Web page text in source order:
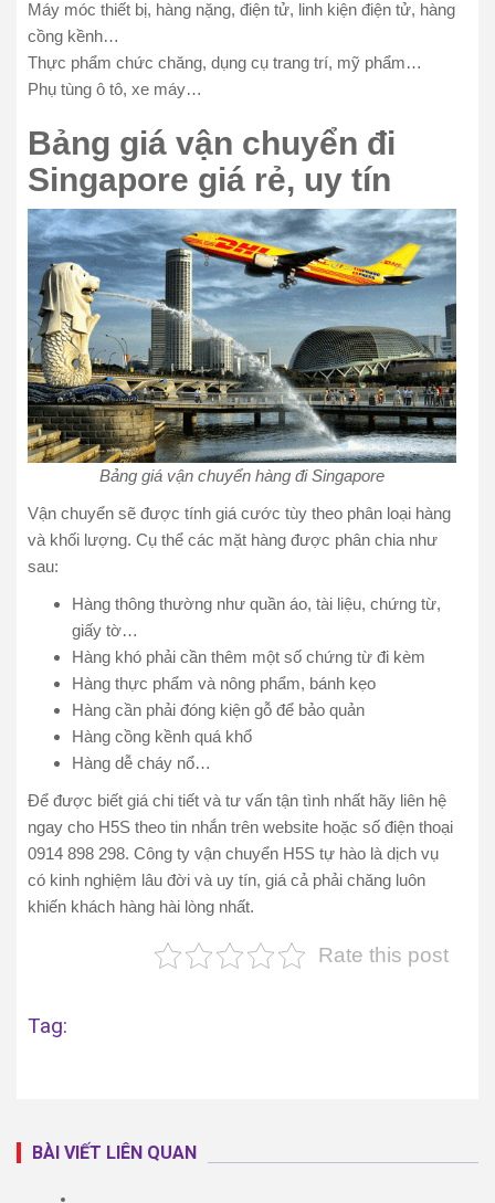
Máy móc thiết bị, hàng nặng, điện tử, linh kiện điện tử, hàng
cồng kềnh…
Thực phẩm chức chăng, dụng cụ trang trí, mỹ phẩm…
Phụ tùng ô tô, xe máy…
Bảng giá vận chuyển đi
Singapore giá rẻ, uy tín
Bảng giá vận chuyển hàng đi Singapore
Vận chuyển sẽ được tính giá cước tùy theo phân loại hàng
và khối lượng. Cụ thể các mặt hàng được phân chia như
sau:
Hàng thông thường như quần áo, tài liệu, chứng từ,
giấy tờ…
Hàng khó phải cần thêm một số chứng từ đi kèm
Hàng thực phẩm và nông phẩm, bánh kẹo
Hàng cần phải đóng kiện gỗ để bảo quản
Hàng cồng kềnh quá khổ
Hàng dễ cháy nổ…
Để được biết giá chi tiết và tư vấn tận tình nhất hãy liên hệ
ngay cho H5S theo tin nhắn trên website hoặc số điện thoại
0914 898 298. Công ty vận chuyển H5S tự hào là dịch vụ
có kinh nghiệm lâu đời và uy tín, giá cả phải chăng luôn
khiến khách hàng hài lòng nhất.
Rate this post
Tag:
BÀI VIẾT LIÊN QUAN